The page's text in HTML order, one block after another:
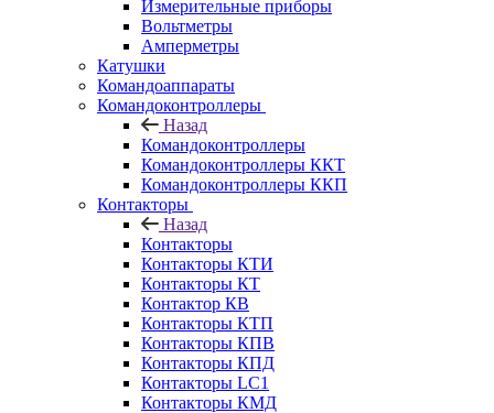
Измерительные приборы
Вольтметры
Амперметры
Катушки
Командоаппараты
Командоконтроллеры
Назад
Командоконтроллеры
Командоконтроллеры ККТ
Командоконтроллеры ККП
Контакторы
Назад
Контакторы
Контакторы КТИ
Контакторы КТ
Контактор КВ
Контакторы КТП
Контакторы КПВ
Контакторы КПД
Контакторы LC1
Контакторы КМД